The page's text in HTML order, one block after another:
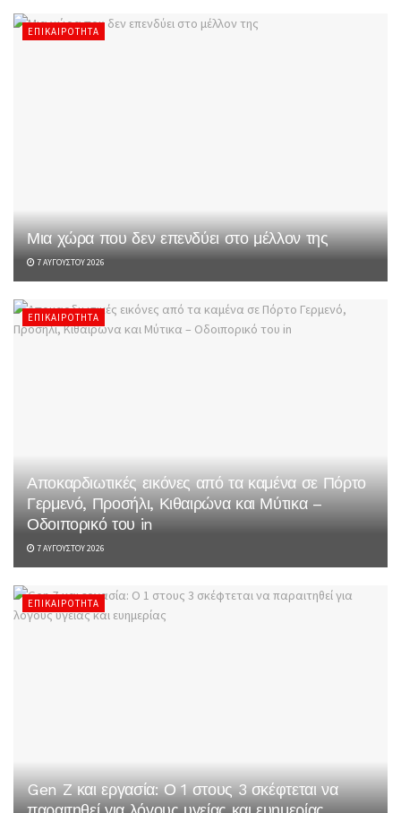
ΕΠΙΚΑΙΡΌΤΗΤΑ
Μια χώρα που δεν επενδύει στο μέλλον της
7 ΑΥΓΟΎΣΤΟΥ 2026
ΕΠΙΚΑΙΡΌΤΗΤΑ
Αποκαρδιωτικές εικόνες από τα καμένα σε Πόρτο
Γερμενό, Προσήλι, Κιθαιρώνα και Μύτικα –
Οδοιπορικό του in
7 ΑΥΓΟΎΣΤΟΥ 2026
ΕΠΙΚΑΙΡΌΤΗΤΑ
Gen Z και εργασία: Ο 1 στους 3 σκέφτεται να